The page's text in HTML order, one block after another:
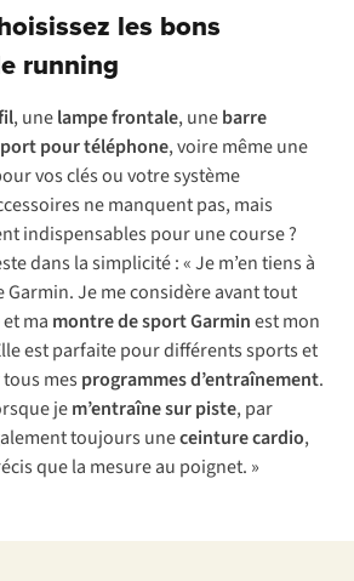
les bons
running
, unelampe frontale, unebarre
pour téléphone, voire même une
vos clés ou votre système
ne manquent pas, mais
indispensables pour une course ?
dans la simplicité : « Je m’en tiens à
Garmin. Je me considère avant tout
ma montre de sport Garminest mon
est parfaite pour différents sports et
mes programmes d’entraînement.
jem’entraîne sur piste, par
toujours uneceinture cardio,
que la mesure au poignet. »